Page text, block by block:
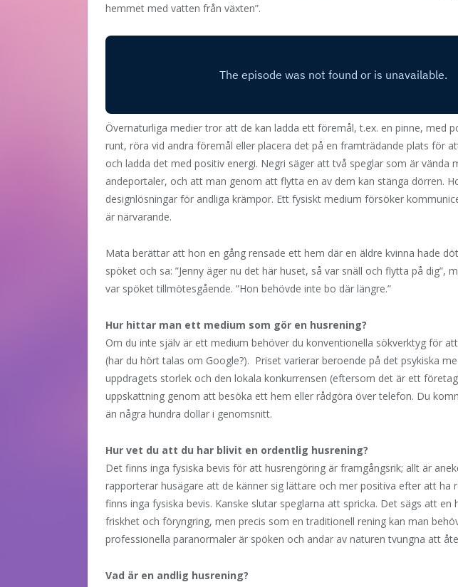
hemmet med vatten från växten”.
Övernaturliga medier tror att de kan ladda ett föremål, t.ex. en pinne, med
runt, röra vid andra föremål eller placera det på en framträdande plats för
och ladda det med positiv energi. Negri säger att två speglar som är vända
andeportaler, och att man genom att flytta en av dem kan stänga dörren.
designlösningar för andliga krämpor. Ett fysiskt medium försöker
är närvarande.
Mata berättar att hon en gång rensade ett hem där en äldre kvinna hade
spöket och sa: ”Jenny äger nu det här huset, så var snäll och flytta på dig”,
var spöket tillmötesgående. ”Hon behövde inte bo där längre.”
Hur hittar man ett medium som gör en husrening?
Om du inte själv är ett medium behöver du konventionella sökverktyg för
(har du hört talas om Google?). Priset varierar beroende på det psykiska
uppdragets storlek och den lokala konkurrensen (eftersom det är ett
uppskattning genom att besöka ett hem eller rådgöra över telefon. Du
än några hundra dollar i genomsnitt.
Hur vet du att du har blivit en ordentlig husrening?
Det finns inga fysiska bevis för att husrengöring är framgångsrik; allt är
rapporterar husägare att de känner sig lättare och mer positiva efter att ha
finns inga fysiska bevis. Kanske slutar speglarna att spricka. Det sägs att en
friskhet och föryngring, men precis som en traditionell rening kan man
professionella paranormaler är spöken och andar av naturen tvungna att
Vad är en andlig husrening?